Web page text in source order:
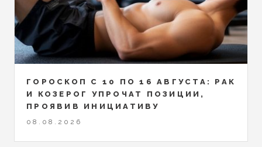
ГОРОСКОП С 10 ПО 16 АВГУСТА: РАК
И КОЗЕРОГ УПРОЧАТ ПОЗИЦИИ,
ПРОЯВИВ ИНИЦИАТИВУ
08.08.2026